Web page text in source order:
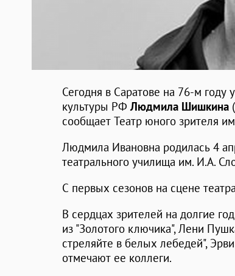
Сегодня в Саратове на 76-м
культуры РФЛюдмила Шишкина (
сообщает Театр юного зрителя
Людмила Ивановна родилась 4
театрального училища им. И.А.
С первых сезонов на сцене
В сердцах зрителей на долгие
из "Золотого ключика", Лени
стреляйте в белых лебедей",
отмечают ее коллеги.